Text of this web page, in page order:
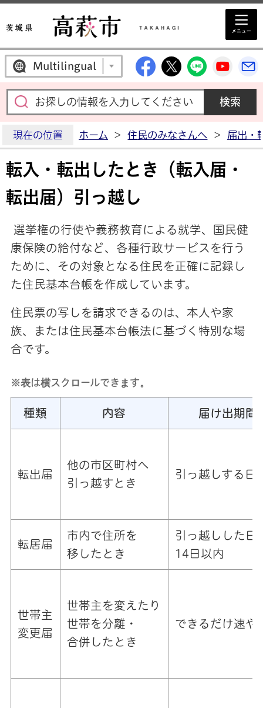
Multilingual 高萩市公式
高萩市公式X
高萩市
高
現在の位置 ホーム > 住民のみなさんへ > 届出・
転入・転出したとき（転入届・
転出届）引っ越し
選挙権の行使や義務教育による就学、国民健
康保険の給付など、各種行政サービスを行う
ために、その対象となる住民を正確に記録し
た住民基本台帳を作成しています。
住民票の写しを請求できるのは、本人や家
族、または住民基本台帳法に基づく特別な場
合です。
※表は横スクロールできます。
種類 内容 届け出期間
転出届
他の市区町村へ
引っ越すとき
引っ越しする日
転居届
市内で住所を
移したとき
引っ越しした日
14日以内
世帯主
変更届
世帯主を変えたり
世帯を分離・
合併したとき
できるだけ速や